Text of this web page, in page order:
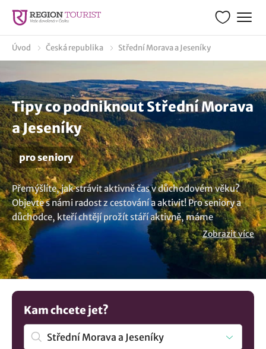
Úvod Česká republika Střední Morava a Jeseníky
Tipy co podniknout Střední Morava
a Jeseníky
pro seniory
Přemýšlíte, jak strávit aktivně čas v důchodovém věku?
Objevte s námi radost z cestování a aktivit! Pro seniory a
důchodce, kteří chtějí prožít stáří aktivně, máme
připravenou řadu nápadů co podniknout v lokalitě Střední
Morava a Jeseníky. Výlety a turistika, stejně jako
navštěvování památek a kulturních zařízení mají pozitivní
vliv na fyzickou i mentální kondici každého seniora.
Neseďte doma a prožijte stáří aktivně!
Zobrazit více
Kam chcete jet?